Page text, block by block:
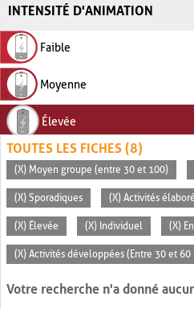
INTENSITÉ D'ANIMATION
Faible
Moyenne
Élevée
TOUTES LES FICHES (8)
(X) Moyen groupe (entre 30 et 100)
(X) Sporadiques (X) Activités
(X) Élevée (X) Individuel (X)
(X) Activités développées (Entre 30 et 60
Votre recherche n'a donné